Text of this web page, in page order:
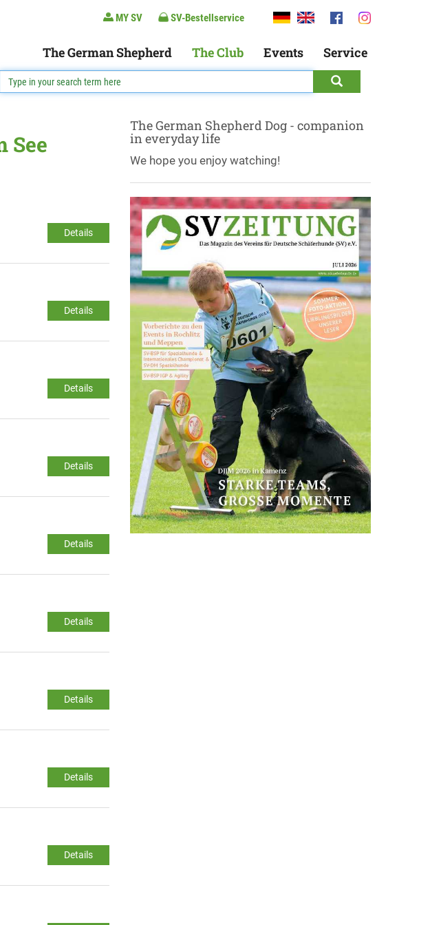
MY SV SV-Bestellservice
The German Shepherd The Club Events Service
See
Details
Details
Details
Details
Details
Details
Details
Details
Details
The German Shepherd Dog - companion
in everyday life
We hope you enjoy watching!